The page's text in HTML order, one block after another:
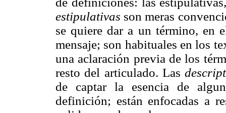
estipulativas son meras
se quiere dar a un término, en
mensaje; son habituales en los
una aclaración previa de los
resto del articulado. Las
de captar la esencia de
definición; están enfocadas a